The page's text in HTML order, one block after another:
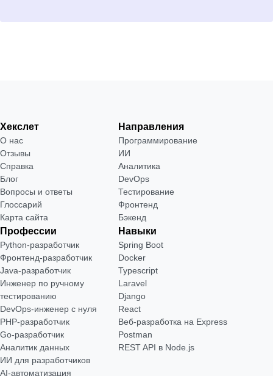
Хекслет
О нас
Отзывы
Справка
Блог
Вопросы и ответы
Глоссарий
Карта сайта
Направления
Программирование
ИИ
Аналитика
DevOps
Тестирование
Фронтенд
Бэкенд
Профессии
Python-разработчик
Фронтенд-разработчик
Java-разработчик
Инженер по ручному
тестированию
DevOps-инженер с нуля
РНР-разработчик
Go-разработчик
Аналитик данных
ИИ для разработчиков
AI-автоматизация
Навыки
Spring Boot
Docker
Typescript
Laravel
Django
React
Веб-разработка на Express
Postman
REST API в Node.js